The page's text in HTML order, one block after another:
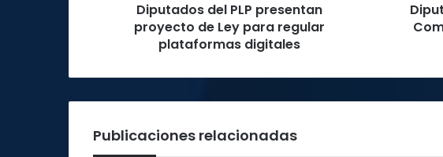
plataformasDiputados del PLP presentan
proyecto de Ley para regular
plataformas digitales
Publicaciones relacionadas